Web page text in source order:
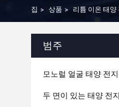
집 > 상품 > 리튬 이온 태양
범주
모노럴 얼굴 태양 전
두 면이 있는 태양 전